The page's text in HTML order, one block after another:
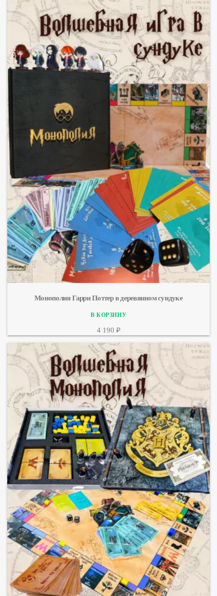
Монополия Гарри Поттер в деревянном сундуке
4 190 ₽